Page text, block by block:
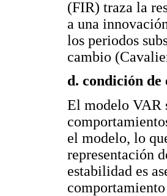
(FIR) traza la
a una
los periodos
cambio
d. condición de
El modelo VAR
el modelo, lo
representación
estabilidad es